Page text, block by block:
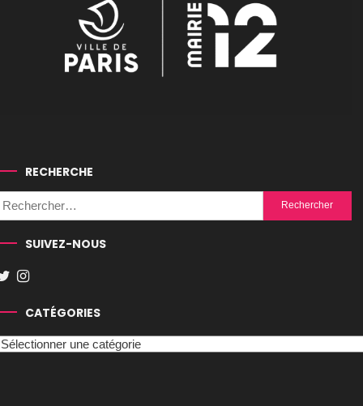
RECHERCHE
Rechercher :
SUIVEZ-NOUS
CATÉGORIES